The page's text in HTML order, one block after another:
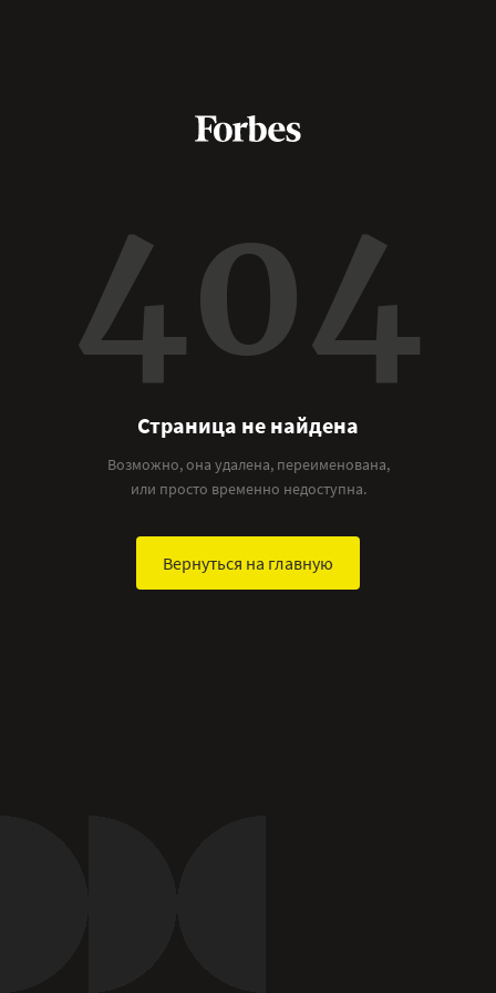
404
Страница не найдена
Возможно, она удалена, переименована,
или просто временно недоступна.
Вернуться на главную